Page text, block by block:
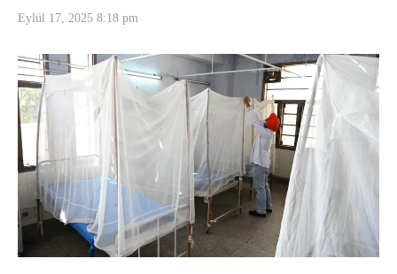
Eylül 17, 2025 8:18 pm